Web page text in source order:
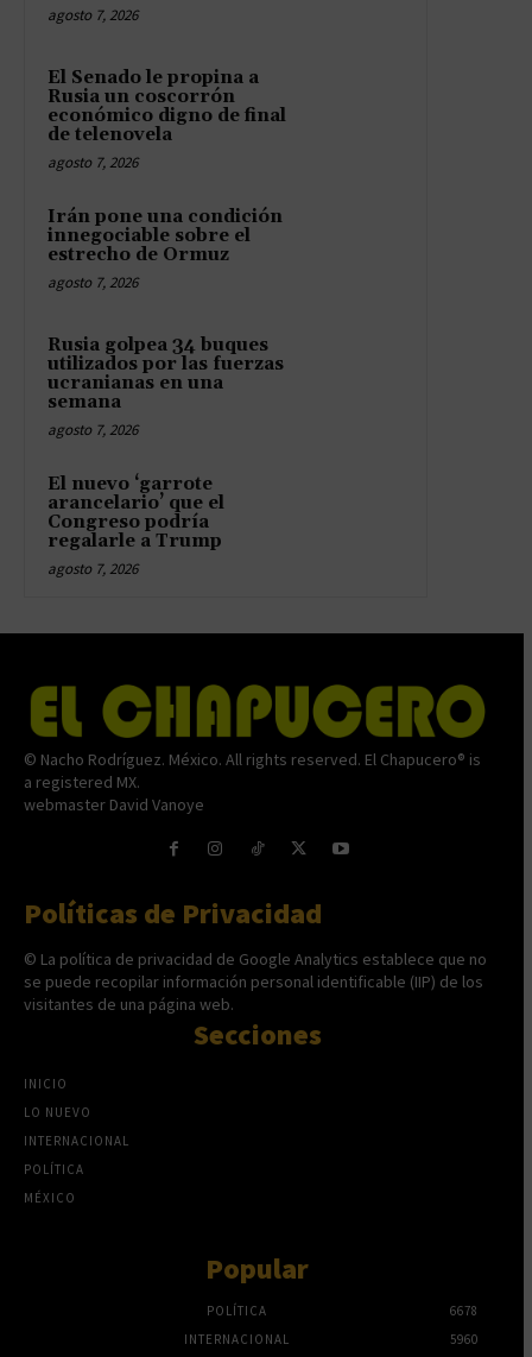
agosto 7, 2026
El Senado le propina a
Rusia un coscorrón
económico digno de final
de telenovela
agosto 7, 2026
Irán pone una condición
innegociable sobre el
estrecho de Ormuz
agosto 7, 2026
Rusia golpea 34 buques
utilizados por las fuerzas
ucranianas en una
semana
agosto 7, 2026
El nuevo ‘garrote
arancelario’ que el
Congreso podría
regalarle a Trump
agosto 7, 2026
© Nacho Rodríguez. México. All rights reserved. El Chapucero® is
a registered MX.
webmaster David Vanoye
Políticas de Privacidad
© La política de privacidad de Google Analytics establece que no
se puede recopilar información personal identificable (IIP) de los
visitantes de una página web.
Secciones
INICIO
LO NUEVO
INTERNACIONAL
POLÍTICA
MÉXICO
Popular
POLÍTICA
6678
INTERNACIONAL
5960